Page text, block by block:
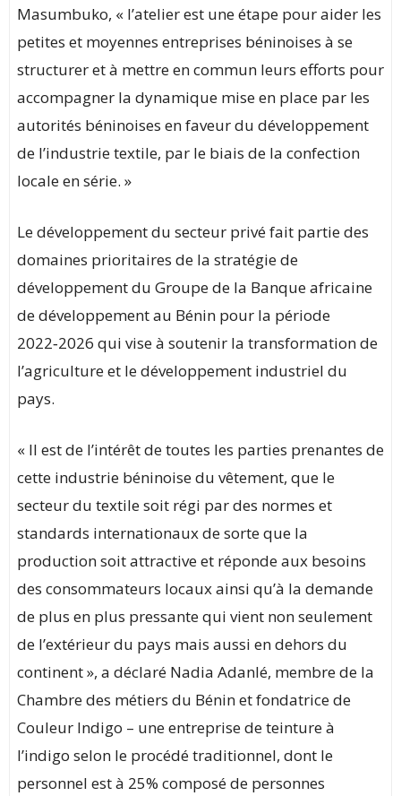
Masumbuko, « l’atelier est une étape pour aider les
petites et moyennes entreprises béninoises à se
structurer et à mettre en commun leurs efforts pour
accompagner la dynamique mise en place par les
autorités béninoises en faveur du développement
de l’industrie textile, par le biais de la confection
locale en série. »
Le développement du secteur privé fait partie des
domaines prioritaires de la stratégie de
développement du Groupe de la Banque africaine
de développement au Bénin pour la période
2022‑2026 qui vise à soutenir la transformation de
l’agriculture et le développement industriel du
pays.
« Il est de l’intérêt de toutes les parties prenantes de
cette industrie béninoise du vêtement, que le
secteur du textile soit régi par des normes et
standards internationaux de sorte que la
production soit attractive et réponde aux besoins
des consommateurs locaux ainsi qu’à la demande
de plus en plus pressante qui vient non seulement
de l’extérieur du pays mais aussi en dehors du
continent », a déclaré Nadia Adanlé, membre de la
Chambre des métiers du Bénin et fondatrice de
Couleur Indigo – une entreprise de teinture à
l’indigo selon le procédé traditionnel, dont le
personnel est à 25% composé de personnes